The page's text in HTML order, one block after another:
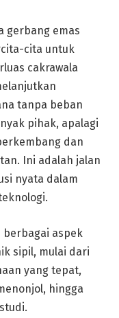
gerbang emas
cita untuk
cakrawala
tanpa beban
pihak, apalagi
dan
Ini adalah jalan
nyata dalam
berbagai aspek
sipil, mulai dari
yang tepat,
hingga